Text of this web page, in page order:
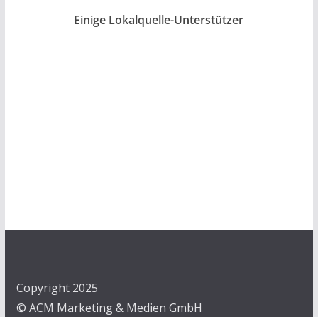
Einige Lokalquelle-Unterstützer
Copyright 2025
© ACM Marketing & Medien GmbH